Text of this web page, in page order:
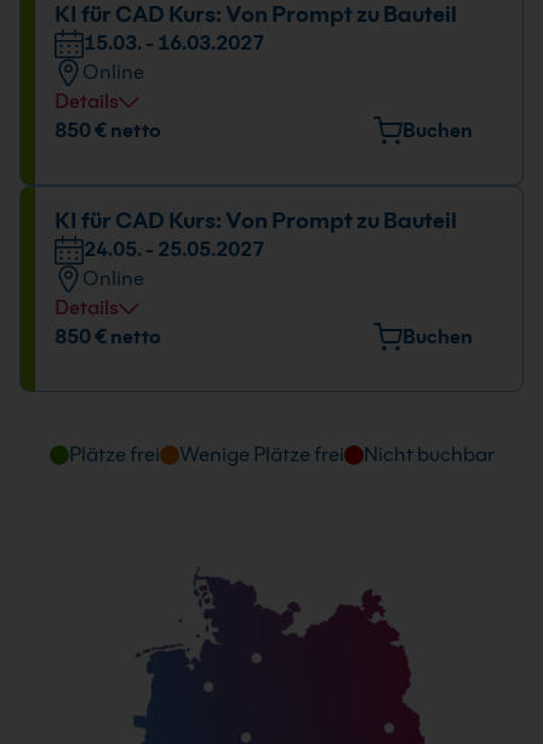
KI für CAD Kurs: Von Prompt zu Bauteil
15.03. - 16.03.2027
Online
Details
Datum und Uhrzeit
850 € netto Buchen
KI für CAD Kurs: Von Prompt zu Bauteil
24.05. - 25.05.2027
Online
Details
Datum und Uhrzeit
850 € netto Buchen
Plätze frei Wenige Plätze frei Nicht buchbar